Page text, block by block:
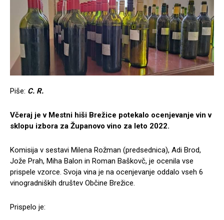
Piše: C. R.
Včeraj je v Mestni hiši Brežice potekalo ocenjevanje vin v
sklopu izbora za Županovo vino za leto 2022.
Komisija v sestavi Milena Rožman (predsednica), Adi Brod,
Jože Prah, Miha Balon in Roman Baškovč, je ocenila vse
prispele vzorce. Svoja vina je na ocenjevanje oddalo vseh 6
vinogradniških društev Občine Brežice.
Prispelo je: